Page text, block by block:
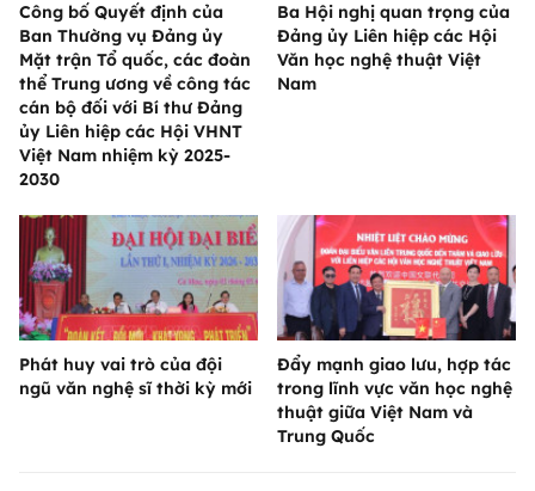
Công bố Quyết định của
Ban Thường vụ Đảng ủy
Mặt trận Tổ quốc, các đoàn
thể Trung ương về công tác
cán bộ đối với Bí thư Đảng
ủy Liên hiệp các Hội VHNT
Việt Nam nhiệm kỳ 2025-
2030
Ba Hội nghị quan trọng của
Đảng ủy Liên hiệp các Hội
Văn học nghệ thuật Việt
Nam
Phát huy vai trò của đội
ngũ văn nghệ sĩ thời kỳ mới
Đẩy mạnh giao lưu, hợp tác
trong lĩnh vực văn học nghệ
thuật giữa Việt Nam và
Trung Quốc